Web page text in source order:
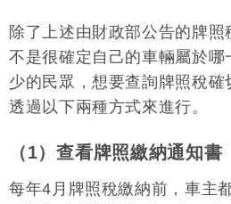
除了上述由財政部公告的牌
不是很確定自己的車輛屬於哪
少的民眾，想要查詢牌照稅確
透過以下兩種方式來進行。
（1）查看牌照繳納通知書
每年4月牌照稅繳納前，車主